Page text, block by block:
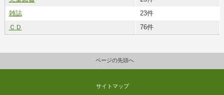
雑誌
23件
ＣＤ
76件
ページの先頭へ
サイトマップ